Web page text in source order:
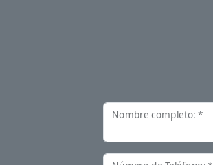
Nombre completo: *